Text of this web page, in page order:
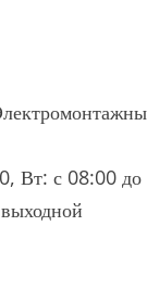
Вт: с 08:00